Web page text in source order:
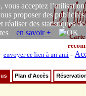
vous acceptez l’utilisation
proposer des publicités
réaliser des statistiques de
en savoir +
Carte
- envoyer ce lien à un ami -
Plan d'Accès